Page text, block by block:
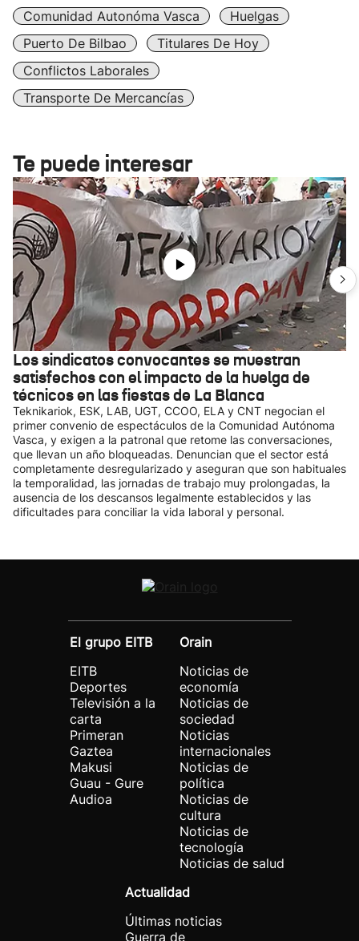
Comunidad Autonóma Vasca
Huelgas
Puerto De Bilbao
Titulares De Hoy
Conflictos Laborales
Transporte De Mercancías
Te puede interesar
Los sindicatos convocantes se muestran
satisfechos con el impacto de la huelga de
técnicos en las fiestas de La Blanca
Teknikariok, ESK, LAB, UGT, CCOO, ELA y CNT negocian el
primer convenio de espectáculos de la Comunidad Autónoma
Vasca, y exigen a la patronal que retome las conversaciones,
que llevan un año bloqueadas. Denuncian que el sector está
completamente desregularizado y aseguran que son habituales
la temporalidad, las jornadas de trabajo muy prolongadas, la
ausencia de los descansos legalmente establecidos y las
dificultades para conciliar la vida laboral y personal.
El grupo EITB
EITB
Deportes
Televisión a la
carta
Primeran
Gaztea
Makusi
Guau - Gure
Audioa
Orain
Noticias de
economía
Noticias de
sociedad
Noticias
internacionales
Noticias de
política
Noticias de
cultura
Noticias de
tecnología
Noticias de salud
Actualidad
Últimas noticias
Guerra de